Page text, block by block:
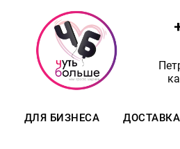
ДЛЯ БИЗНЕСА ДОСТАВКА